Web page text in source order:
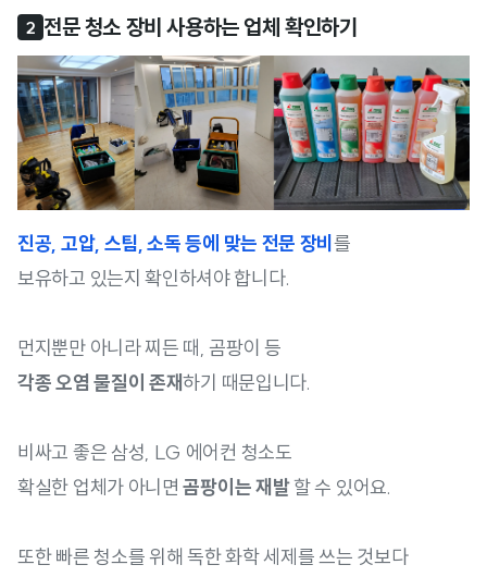
2 전문 청소 장비 사용하는 업체 확인하기
진공, 고압, 스팀, 소독 등에 맞는 전문 장비를
보유하고 있는지 확인하셔야 합니다.
먼지뿐만 아니라 찌든 때, 곰팡이 등
각종 오염 물질이 존재하기 때문입니다.
비싸고 좋은 삼성, LG 에어컨 청소도
확실한 업체가 아니면곰팡이는 재발할 수 있어요.
또한 빠른 청소를 위해 독한 화학 세제를 쓰는 것보다